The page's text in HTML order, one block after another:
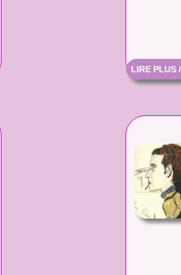
LIRE PLUS